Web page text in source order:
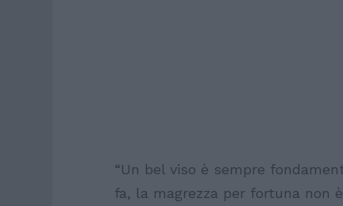
“Un bel viso è sempre
fa, la magrezza per fortuna non